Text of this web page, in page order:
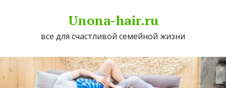
Unona-hair.ru
все для счастливой семейной жизни